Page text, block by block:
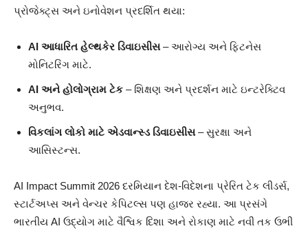
પ્રોજેક્ટ્સ અને ઇનોવેશન પ્રદર્શિત થયા:
AI આધારિત હેલ્થકેર ડિવાઇસીસ– આરોગ્ય અને ફિટનેસ
મોનિટરિંગ માટે.
AI અને હોલોગ્રામ ટેક – શિક્ષણ અને પ્રદર્શન માટે ઇન્ટરેક્ટિવ
અનુભવ.
વિકલાંગ લોકો માટે એડવાન્સ્ડ ડિવાઇસીસ– સુરક્ષા અને
આસિસ્ટન્સ.
AI Impact Summit 2026 દરમિયાન દેશ-વિદેશના પ્રેરિત ટેક લીડર્સ,
સ્ટાર્ટઅપ્સ અને વેન્ચર કેપિટલ્સ પણ હાજર રહ્યા. આ પ્રસંગે
ભારતીય AI ઉદ્યોગ માટે વૈશ્વિક દિશા અને રોકાણ માટે નવી તક ઉભી